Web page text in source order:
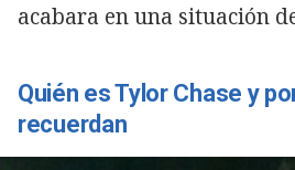
acabara en una situación
Quién es Tylor Chase y
recuerdan